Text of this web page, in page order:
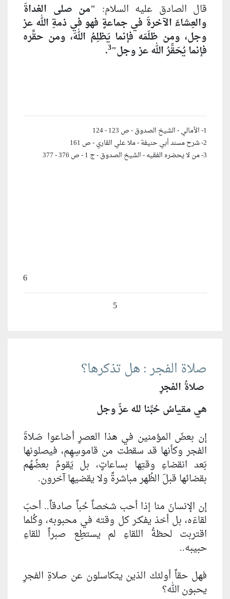
قال الصادق عليه السلام: "من صلى الغداةَ
والعِشاءَ الآخرةَ في جماعةٍ فهو في ذمةِ الله عز
وجل، ومن ظلَمَه فإنما يَظلِمُ اللهَ، ومن حقَّره
فإنما يُحَقِّرُ الله عز وجل"3
.
1- الأمالي - الشيخ الصدوق - ص 123 - 124
2- شرح مسند أبي حنيفة - ملا علي القاري - ص 161
3- من لا يحضره الفقيه - الشيخ الصدوق - ج 1 - ص 376 - 377
6
5
صلاة الفجر : هل تذكرها؟
صلاةُ الفجرِ
هي مقياسُ حُبِّنا لله عزّ وجل
إن بعضَ المؤمنين في هذا العصرِ أضاعوا صَلاةَ
الفجر وكأنها قد سقطت من قاموسِهِم، فيصلونها
بَعد انقضاءِ وقتِها بساعاتٍ، بل يَقومُ بعضُهُم
بقضائها قبلَ الظُهر مباشرةً ولا يقضيها آخرون.
إن الإنسانَ منا إذا أحب شخصاً حُباً صادقاً.. أحبَ
لقاءَه، بل أخذ يفكـّـر كل وقته في محبوبه، وكُلما
اقتربت لحظةُ اللقاءِ لم يستطِع صبراً للقاءِ
حبيبه..
فهل حقاً أولئك الذين يتكاسلون عن صلاةِ الفجرِ
يحبون الله؟